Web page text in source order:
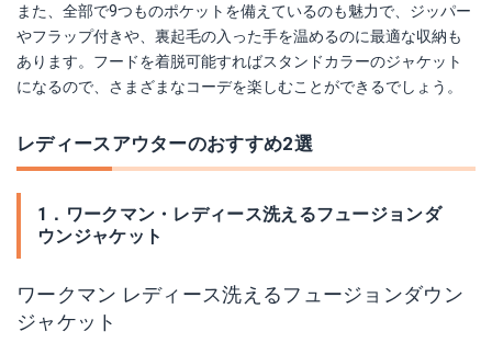
また、全部で9つものポケットを備えているのも魅力で、ジッパー
やフラップ付きや、裏起毛の入った手を温めるのに最適な収納も
あります。フードを着脱可能すればスタンドカラーのジャケット
になるので、さまざまなコーデを楽しむことができるでしょう。
レディースアウターのおすすめ2選
1．ワークマン・レディース洗えるフュージョンダ
ウンジャケット
ワークマン レディース洗えるフュージョンダウン
ジャケット